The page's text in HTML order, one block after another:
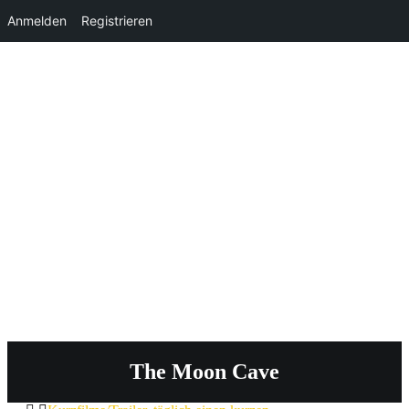
Anmelden Registrieren
The Moon Cave